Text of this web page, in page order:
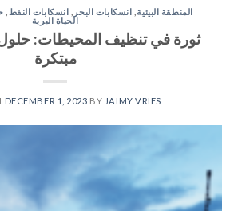
المنطقة البيئية, انسكابات البحر انسكابات النفط
الحياة البرية
ثورة في تنظيف المحيطات: حلول
مبتكرة
DECEMBER 1, 2023 BY JAIMY VRIES